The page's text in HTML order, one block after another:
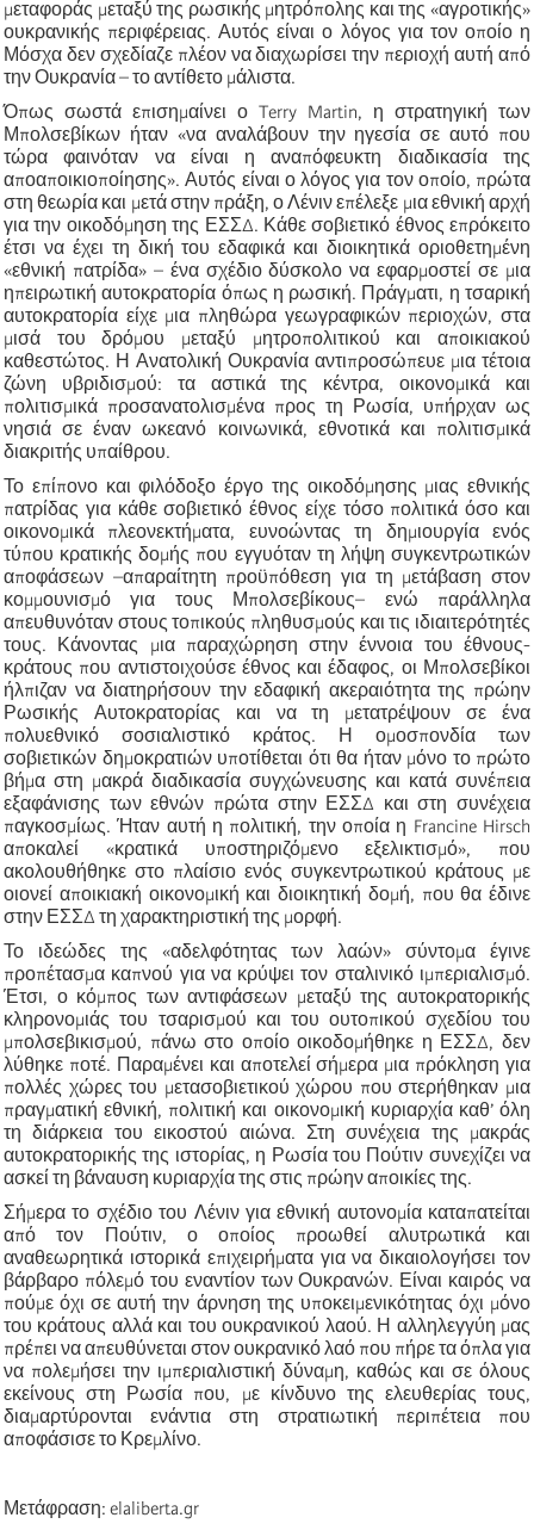
μεταφοράς μεταξύ της ρωσικής μητρόπολης και της «αγροτικής»
ουκρανικής περιφέρειας. Αυτός είναι ο λόγος για τον οποίο η
Μόσχα δεν σχεδίαζε πλέον να διαχωρίσει την περιοχή αυτή από
την Ουκρανία – το αντίθετο μάλιστα.
Όπως σωστά επισημαίνει ο Terry Martin, η στρατηγική των
Μπολσεβίκων ήταν «να αναλάβουν την ηγεσία σε αυτό που
τώρα φαινόταν να είναι η αναπόφευκτη διαδικασία της
αποαποικιοποίησης». Αυτός είναι ο λόγος για τον οποίο, πρώτα
στη θεωρία και μετά στην πράξη, ο Λένιν επέλεξε μια εθνική αρχή
για την οικοδόμηση της ΕΣΣΔ. Κάθε σοβιετικό έθνος επρόκειτο
έτσι να έχει τη δική του εδαφικά και διοικητικά οριοθετημένη
«εθνική πατρίδα» – ένα σχέδιο δύσκολο να εφαρμοστεί σε μια
ηπειρωτική αυτοκρατορία όπως η ρωσική. Πράγματι, η τσαρική
αυτοκρατορία είχε μια πληθώρα γεωγραφικών περιοχών, στα
μισά του δρόμου μεταξύ μητροπολιτικού και αποικιακού
καθεστώτος. Η Ανατολική Ουκρανία αντιπροσώπευε μια τέτοια
ζώνη υβριδισμού: τα αστικά της κέντρα, οικονομικά και
πολιτισμικά προσανατολισμένα προς τη Ρωσία, υπήρχαν ως
νησιά σε έναν ωκεανό κοινωνικά, εθνοτικά και πολιτισμικά
διακριτής υπαίθρου.
Το επίπονο και φιλόδοξο έργο της οικοδόμησης μιας εθνικής
πατρίδας για κάθε σοβιετικό έθνος είχε τόσο πολιτικά όσο και
οικονομικά πλεονεκτήματα, ευνοώντας τη δημιουργία ενός
τύπου κρατικής δομής που εγγυόταν τη λήψη συγκεντρωτικών
αποφάσεων –απαραίτητη προϋπόθεση για τη μετάβαση στον
κομμουνισμό για τους Μπολσεβίκους– ενώ παράλληλα
απευθυνόταν στους τοπικούς πληθυσμούς και τις ιδιαιτερότητές
τους. Κάνοντας μια παραχώρηση στην έννοια του έθνους-
κράτους που αντιστοιχούσε έθνος και έδαφος, οι Μπολσεβίκοι
ήλπιζαν να διατηρήσουν την εδαφική ακεραιότητα της πρώην
Ρωσικής Αυτοκρατορίας και να τη μετατρέψουν σε ένα
πολυεθνικό σοσιαλιστικό κράτος. Η ομοσπονδία των
σοβιετικών δημοκρατιών υποτίθεται ότι θα ήταν μόνο το πρώτο
βήμα στη μακρά διαδικασία συγχώνευσης και κατά συνέπεια
εξαφάνισης των εθνών πρώτα στην ΕΣΣΔ και στη συνέχεια
παγκοσμίως. Ήταν αυτή η πολιτική, την οποία η Francine Hirsch
αποκαλεί «κρατικά υποστηριζόμενο εξελικτισμό», που
ακολουθήθηκε στο πλαίσιο ενός συγκεντρωτικού κράτους με
οιονεί αποικιακή οικονομική και διοικητική δομή, που θα έδινε
στην ΕΣΣΔ τη χαρακτηριστική της μορφή.
Το ιδεώδες της «αδελφότητας των λαών» σύντομα έγινε
προπέτασμα καπνού για να κρύψει τον σταλινικό ιμπεριαλισμό.
Έτσι, ο κόμπος των αντιφάσεων μεταξύ της αυτοκρατορικής
κληρονομιάς του τσαρισμού και του ουτοπικού σχεδίου του
μπολσεβικισμού, πάνω στο οποίο οικοδομήθηκε η ΕΣΣΔ, δεν
λύθηκε ποτέ. Παραμένει και αποτελεί σήμερα μια πρόκληση για
πολλές χώρες του μετασοβιετικού χώρου που στερήθηκαν μια
πραγματική εθνική, πολιτική και οικονομική κυριαρχία καθ’ όλη
τη διάρκεια του εικοστού αιώνα. Στη συνέχεια της μακράς
αυτοκρατορικής της ιστορίας, η Ρωσία του Πούτιν συνεχίζει να
ασκεί τη βάναυση κυριαρχία της στις πρώην αποικίες της.
Σήμερα το σχέδιο του Λένιν για εθνική αυτονομία καταπατείται
από τον Πούτιν, ο οποίος προωθεί αλυτρωτικά και
αναθεωρητικά ιστορικά επιχειρήματα για να δικαιολογήσει τον
βάρβαρο πόλεμό του εναντίον των Ουκρανών. Είναι καιρός να
πούμε όχι σε αυτή την άρνηση της υποκειμενικότητας όχι μόνο
του κράτους αλλά και του ουκρανικού λαού. Η αλληλεγγύη μας
πρέπει να απευθύνεται στον ουκρανικό λαό που πήρε τα όπλα για
να πολεμήσει την ιμπεριαλιστική δύναμη, καθώς και σε όλους
εκείνους στη Ρωσία που, με κίνδυνο της ελευθερίας τους,
διαμαρτύρονται ενάντια στη στρατιωτική περιπέτεια που
αποφάσισε το Κρεμλίνο.
Μετάφραση: elaliberta.gr